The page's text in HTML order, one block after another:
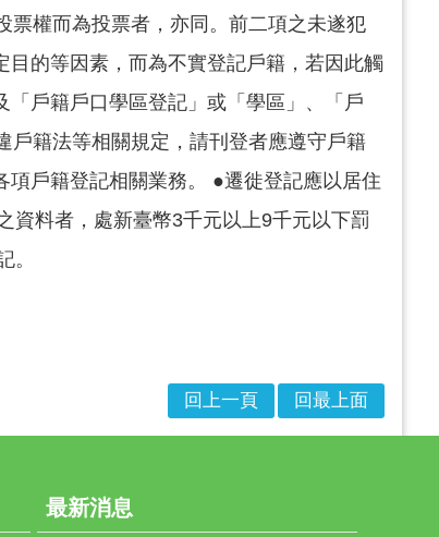
票權而為投票者，亦同。前二項之未遂犯
的等因素，而為不實登記戶籍，若因此觸
戶籍戶口學區登記」或「學區」、「戶
戶籍法等相關規定，請刊登者應遵守戶籍
戶籍登記相關業務。 ●遷徙登記應以居住
資料者，處新臺幣3千元以上9千元以下罰
。
回上一頁 回最上面
最新消息